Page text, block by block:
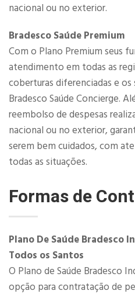
nacional ou no exterior.
​​Bradesco Saúde Premium
Com o Plano Premium seus
atendimento em todas as
coberturas diferenciadas e
Bradesco Saúde Concierge.
reembolso de despesas
nacional ou no exterior,
serem bem cuidados, com
todas as situações.
Formas de
Plano De Saúde Bradesco
Todos os Santos
O Plano de Saúde Bradesco
opção para contratação de